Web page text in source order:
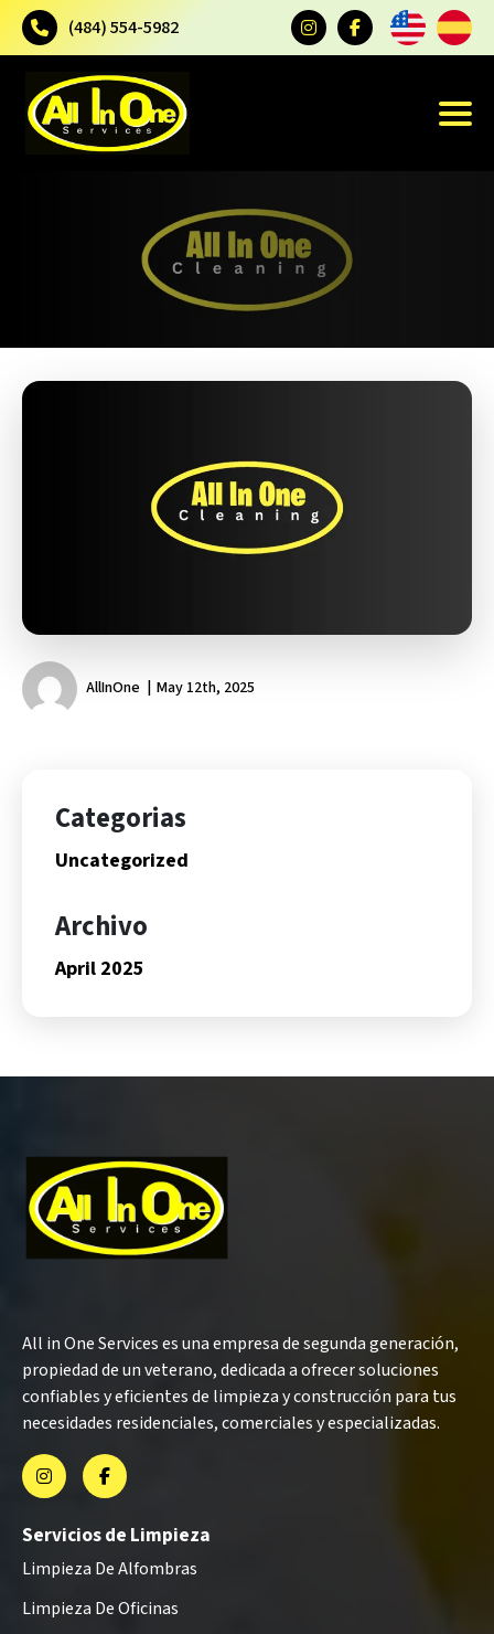
(484) 554-5982
AllInOne May 12th, 2025
Categorias
Uncategorized
Archivo
April 2025
All in One Services es una empresa de segunda generación,
propiedad de un veterano, dedicada a ofrecer soluciones
confiables y eficientes de limpieza y construcción para tus
necesidades residenciales, comerciales y especializadas.
Servicios de Limpieza
Limpieza De Alfombras
Limpieza De Oficinas